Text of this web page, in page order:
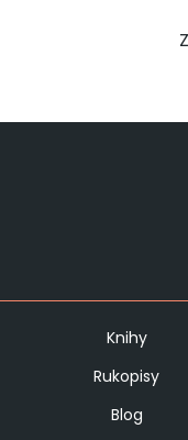
Knihy
Rukopisy
Blog